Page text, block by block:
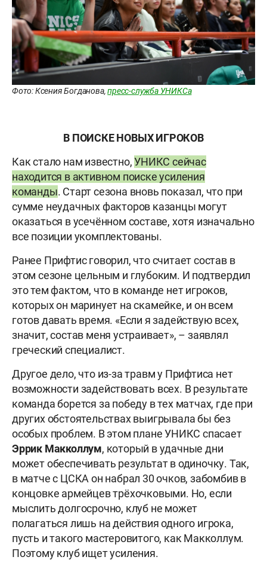
Фото: Ксения Богданова,пресс-служба УНИКСа
В ПОИСКЕ НОВЫХ ИГРОКОВ
Как стало нам известно, УНИКС сейчас
находится в активном поиске усиления
команды. Старт сезона вновь показал, что при
сумме неудачных факторов казанцы могут
оказаться в усечённом составе, хотя изначально
все позиции укомплектованы.
Ранее Прифтис говорил, что считает состав в
этом сезоне цельным и глубоким. И подтвердил
это тем фактом, что в команде нет игроков,
которых он маринует на скамейке, и он всем
готов давать время. «Если я задействую всех,
значит, состав меня устраивает», – заявлял
греческий специалист.
Другое дело, что из-за травм у Прифтиса нет
возможности задействовать всех. В результате
команда борется за победу в тех матчах, где при
других обстоятельствах выигрывала бы без
особых проблем. В этом плане УНИКС спасает
Эррик Макколлум, который в удачные дни
может обеспечивать результат в одиночку. Так,
в матче с ЦСКА он набрал 30 очков, забомбив в
концовке армейцев трёхочковыми. Но, если
мыслить долгосрочно, клуб не может
полагаться лишь на действия одного игрока,
пусть и такого мастеровитого, как Макколлум.
Поэтому клуб ищет усиления.